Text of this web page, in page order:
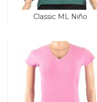
Classic ML Niño